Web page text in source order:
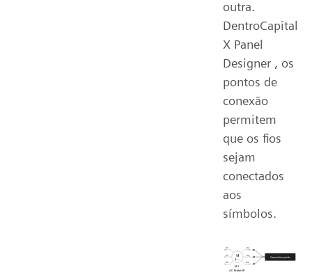
outra.
DentroCapital
X Panel
Designer , os
pontos de
conexão
permitem
que os fios
sejam
conectados
aos
símbolos.